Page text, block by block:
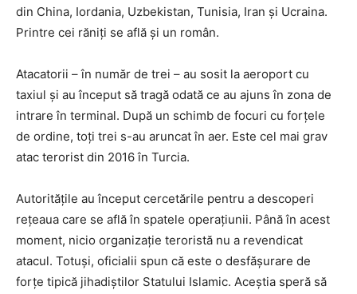
din China, Iordania, Uzbekistan, Tunisia, Iran şi Ucraina.
Printre cei răniţi se află şi un român.
Atacatorii – în număr de trei – au sosit la aeroport cu
taxiul şi au început să tragă odată ce au ajuns în zona de
intrare în terminal. După un schimb de focuri cu forţele
de ordine, toţi trei s-au aruncat în aer. Este cel mai grav
atac terorist din 2016 în Turcia.
Autorităţile au început cercetările pentru a descoperi
reţeaua care se află în spatele operaţiunii. Până în acest
moment, nicio organizaţie teroristă nu a revendicat
atacul. Totuşi, oficialii spun că este o desfăşurare de
forţe tipică jihadiştilor Statului Islamic. Aceştia speră să